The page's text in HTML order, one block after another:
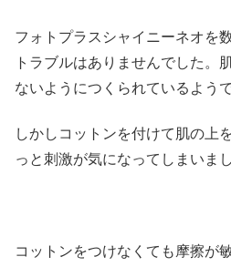
フォトプラスシャイニーネオを
トラブルはありませんでした。
ないようにつくられているようで
しかしコットンを付けて肌の上
っと刺激が気になってしまいまし
コットンをつけなくても摩擦が